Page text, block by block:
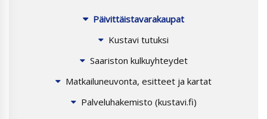
Päivittäistavarakaupat
Kustavi tutuksi
Saariston kulkuyhteydet
Matkailuneuvonta, esitteet ja kartat
Palveluhakemisto (kustavi.fi)